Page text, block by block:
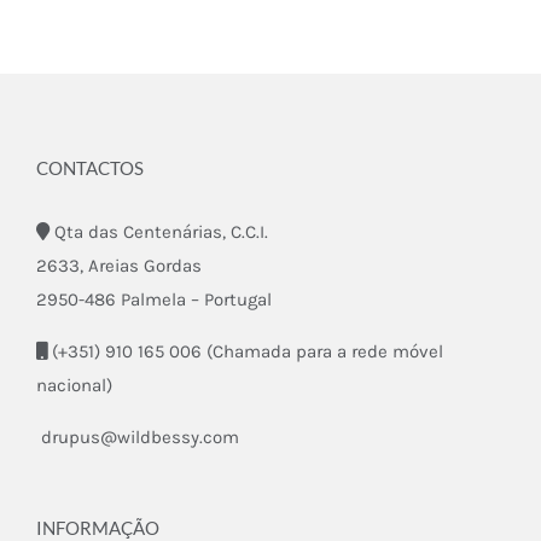
CONTACTOS
Qta das Centenárias, C.C.I.
2633, Areias Gordas
2950-486 Palmela – Portugal
(+351) 910 165 006 (Chamada para a rede móvel
nacional)
drupus@wildbessy.com
INFORMAÇÃO